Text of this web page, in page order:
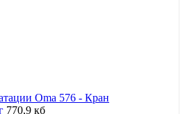
Oma 576 - Кран
770,9 кб